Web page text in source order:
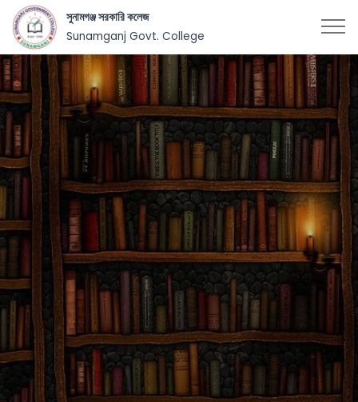
সুনামগঞ্জ সরকারি কলেজ
Sunamganj Govt. College